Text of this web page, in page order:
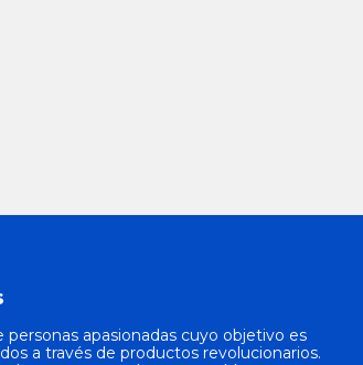
apasionadas cuyo objetivo es
a través de productos revolucionarios.